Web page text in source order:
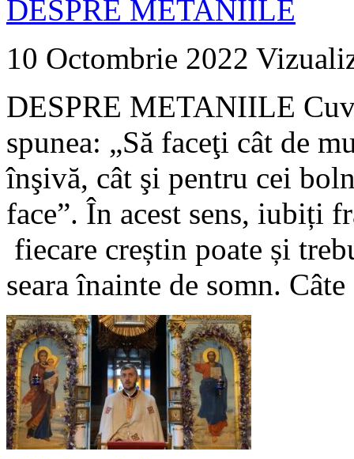
DESPRE METANIILE
10 Octombrie 2022
DESPRE METANIILE
spunea: „Să faceţi cât de
înşivă, cât şi pentru cei
face”. În acest sens, iubiți
fiecare creștin poate și
seara înainte de somn.